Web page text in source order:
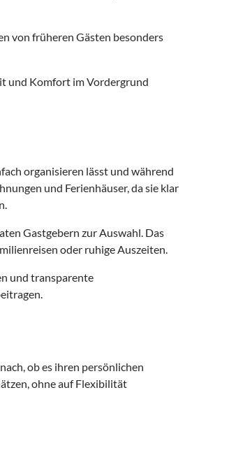
von früheren Gästen besonders
und Komfort im Vordergrund
organisieren lässt und während
und Ferienhäuser, da sie klar
Gastgebern zur Auswahl. Das
oder ruhige Auszeiten.
und transparente
ob es ihren persönlichen
ohne auf Flexibilität